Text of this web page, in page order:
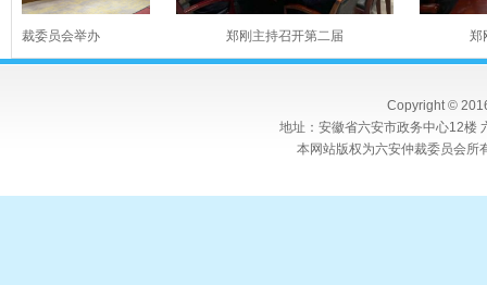
员会举办 郑刚主持召开第二届 郑刚主
Copyright ©
地址：安徽省六安市政务中心12
本网站版权为六安仲裁委员会